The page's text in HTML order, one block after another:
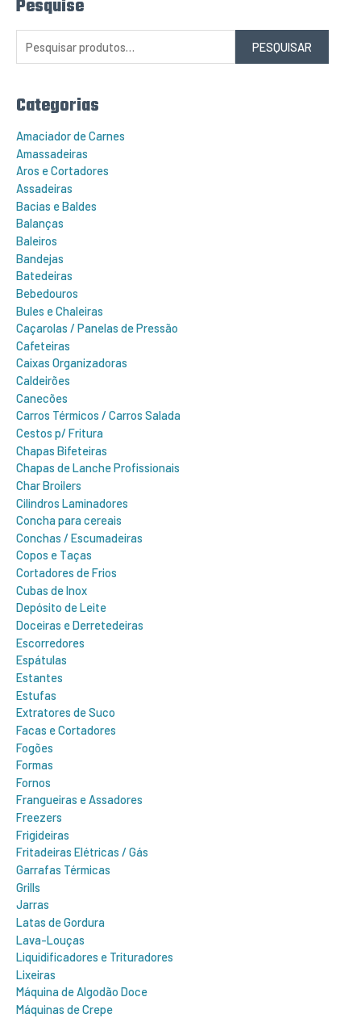
Pesquise
e
p
o
:
PESQUISAR
Categorias
Amaciador de Carnes
Amassadeiras
Aros e Cortadores
Assadeiras
Bacias e Baldes
Balanças
Baleiros
Bandejas
Batedeiras
Bebedouros
Bules e Chaleiras
Caçarolas / Panelas de Pressão
Cafeteiras
Caixas Organizadoras
Caldeirões
Canecões
Carros Térmicos / Carros Salada
Cestos p/ Fritura
Chapas Bifeteiras
Chapas de Lanche Profissionais
Char Broilers
Cilindros Laminadores
Concha para cereais
Conchas / Escumadeiras
Copos e Taças
Cortadores de Frios
Cubas de Inox
Depósito de Leite
Doceiras e Derretedeiras
Escorredores
Espátulas
Estantes
Estufas
Extratores de Suco
Facas e Cortadores
Fogões
Formas
Fornos
Frangueiras e Assadores
Freezers
Frigideiras
Fritadeiras Elétricas / Gás
Garrafas Térmicas
Grills
Jarras
Latas de Gordura
Lava-Louças
Liquidificadores e Trituradores
Lixeiras
Máquina de Algodão Doce
Máquinas de Crepe